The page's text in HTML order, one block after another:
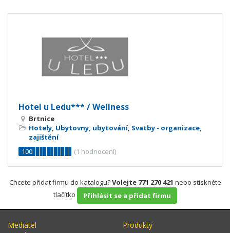
Hotel u Ledu*** / Wellness
Brtnice
Hotely, Ubytovny, ubytování, Svatby - organizace,
zajištění
100
(1 hodnocení)
Chcete přidat firmu do katalogu?Volejte 771 270 421 nebo stiskněte
tlačítko
Přihlásit se a přidat firmu
Mediatel Produkty